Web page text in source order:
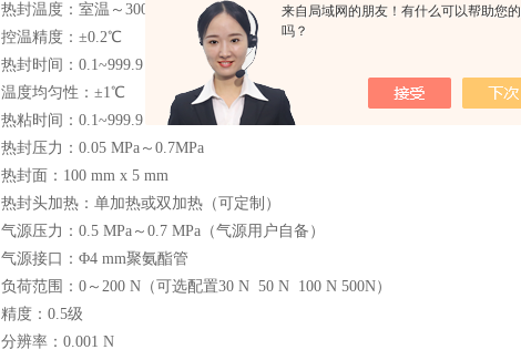
来自局域网的朋友！有什么可以帮助您的
吗？
热封温度：室温～300℃
控温精度：±0.2℃
热封时间：0.1~999.9 s
温度均匀性：±1℃
热粘时间：0.1~999.9 s
热封压力：0.05 MPa～0.7MPa
热封面：100 mm x 5 mm
热封头加热：单加热或双加热（可定制）
气源压力：0.5 MPa～0.7 MPa（气源用户自备）
气源接口：Φ4 mm聚氨酯管
负荷范围：0～200 N（可选配置30 N 50 N 100 N 500N）
精度：0.5级
分辨率：0.001 N